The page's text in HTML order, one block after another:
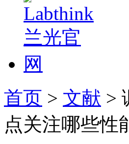
首页 > 文献 >
点关注哪些性